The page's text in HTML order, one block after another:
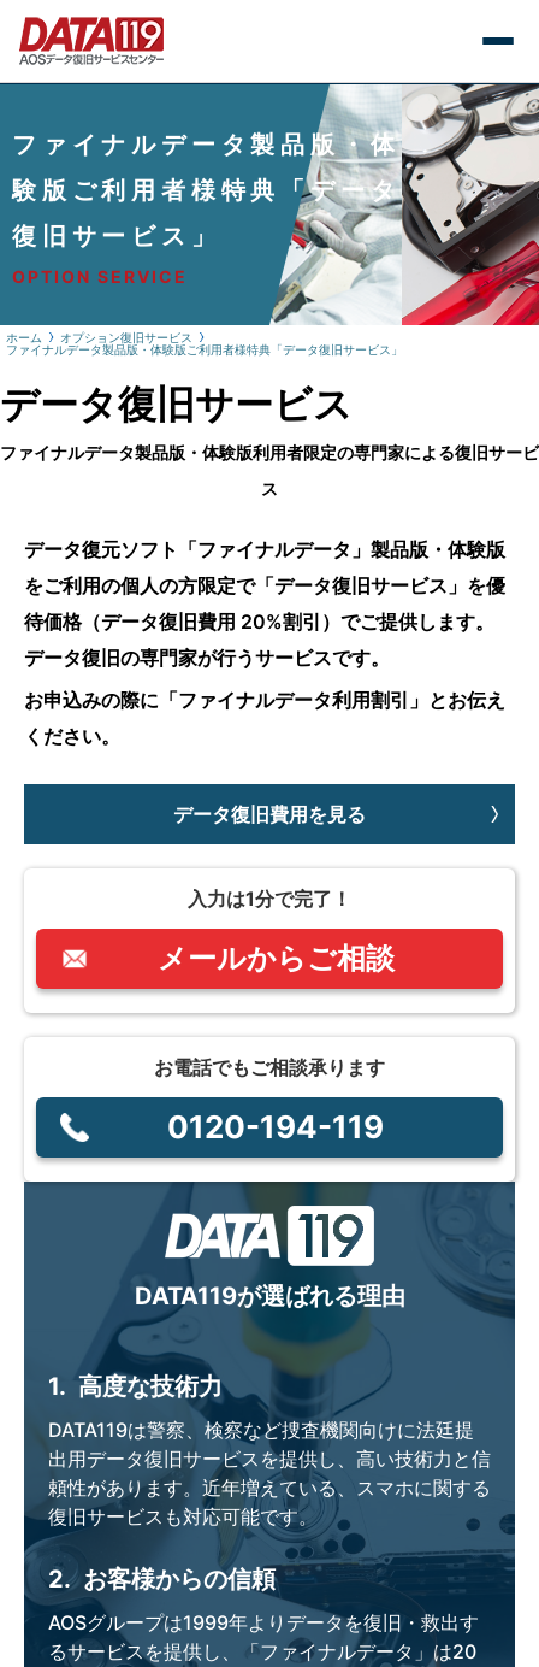
ファイナルデータ製品版・体
験版ご利⽤者様特典「データ
復旧サービス」
OPTION SERVICE
ホーム
オプション復旧サービス
ファイナルデータ製品版・体験版ご利⽤者様特典「データ復旧サービス」
データ復旧サービス
ファイナルデータ製品版・体験版利用者限定の専門家による復旧サービ
ス
データ復元ソフト「ファイナルデータ」製品版・体験版
をご利用の個人の方限定で「データ復旧サービス」を優
待価格（データ復旧費用 20%割引）でご提供します。
データ復旧の専門家が行うサービスです。
お申込みの際に「ファイナルデータ利用割引」とお伝え
ください。
データ復旧費用を見る
入力は1分で完了！
メールからご相談
お電話でもご相談承ります
0120-194-119
DATA119が選ばれる理由
1. 高度な技術力
DATA119は警察、検察など捜査機関向けに法廷提
出用データ復旧サービスを提供し、高い技術力と信
頼性があります。近年増えている、スマホに関する
復旧サービスも対応可能です。
2. お客様からの信頼
AOSグループは1999年よりデータを復旧・救出す
るサービスを提供し、「ファイナルデータ」は20